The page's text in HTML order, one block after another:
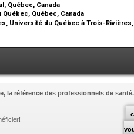
Québec, Canada
Québec, Canada
Université du Québec à Trois-
la référence des professionnels de santé.